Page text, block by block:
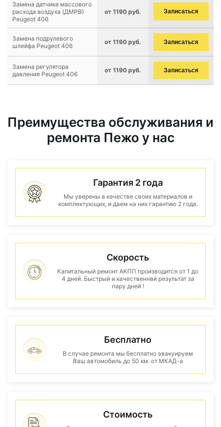
Замена датчика массового
расхода воздуха (ДМРВ)
Peugeot 406
от 1190 руб. Записаться
Замена подрулевого
шлейфа Peugeot 406
от 1190 руб. Записаться
Замена регулятора
давления Peugeot 406
от 1190 руб. Записаться
Преимущества обслуживания и
ремонта Пежо у нас
Гарантия 2 года
Мы уверены в качестве своих материалов и
комплектующих, и даем на них гарантию 2 года.
Скорость
Капитальный ремонт АКПП производится от 1 до
4 дней. Быстрый и качественнвй результат за
пару дней !
Бесплатно
В случае ремонта мы бесплатно эвакуируем
Ваш автомобиль до 50 км. от МКАД-а
Стоимость